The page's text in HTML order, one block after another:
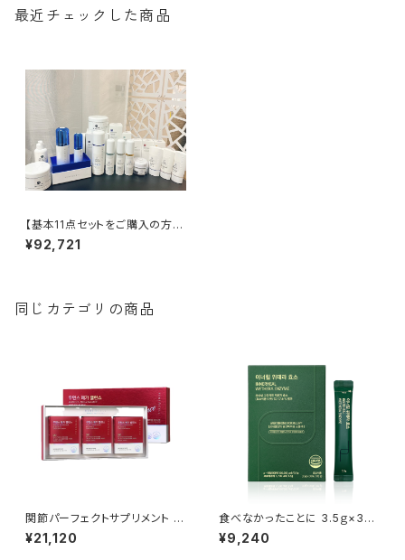
最近チェックした商品
【基本11点セットをご購入の方限
定】専用ラベルをプレゼント中‼
¥92,721
同じカテゴリの商品
関節パーフェクトサプリメント 11
ｇ×30包(33ｇ)【Rene-Cell】
ルネセル ※ご注文後、お取り寄
¥21,120
食べなかったことに 3.5ｇ×30
包(酵素)【Rene-Cell】ルネセル
※ご注文後、お取り寄せとなる
¥9,240